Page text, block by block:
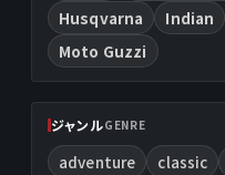
Husqvarna
Indian
Moto Guzzi
ジャンルGENRE
adventure classic